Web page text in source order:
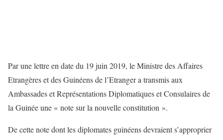
Par une lettre en date du 19 juin 2019, le Ministre des Affaires
Etrangères et des Guinéens de l’Etranger a transmis aux
Ambassades et Représentations Diplomatiques et Consulaires de
la Guinée une « note sur la nouvelle constitution ».
De cette note dont les diplomates guinéens devraient s’approprier